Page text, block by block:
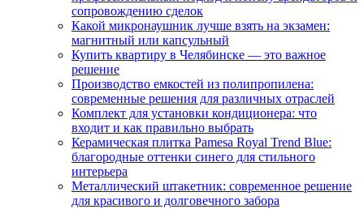
сопровождению сделок
Какой микронаушник лучше взять на экзамен:
магнитный или капсульный
Купить квартиру в Челябинске — это важное
решение
Производство емкостей из полипропилена:
современные решения для различных отраслей
Комплект для установки кондиционера: что
входит и как правильно выбрать
Керамическая плитка Pamesa Royal Trend Blue:
благородные оттенки синего для стильного
интерьера
Металлический штакетник: современное решение
для красивого и долговечного забора